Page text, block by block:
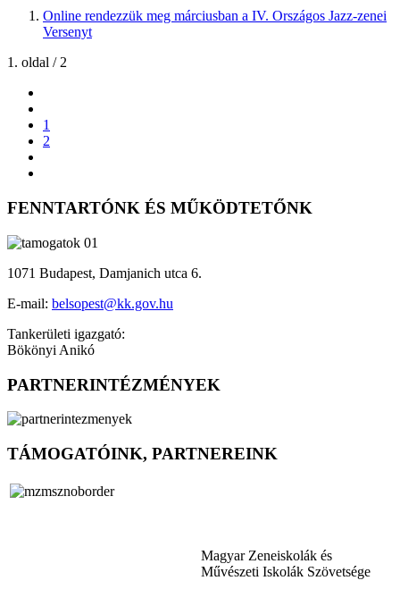
Online rendezzük meg márciusban a IV. Országos Jazz-zenei
Versenyt
1. oldal / 2
1
2
FENNTARTÓNK ÉS MŰKÖDTETŐNK
1071 Budapest, Damjanich utca 6.
E-mail: belsopest@kk.gov.hu
Tankerületi igazgató:
Bökönyi Anikó
PARTNERINTÉZMÉNYEK
TÁMOGATÓINK, PARTNEREINK
Magyar Zeneiskolák és
Művészeti Iskolák Szövetsége